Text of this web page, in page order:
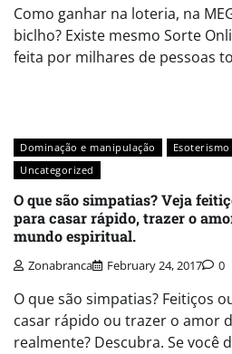
Como ganhar na loteria, na
biclho? Existe mesmo Sorte
feita por milhares de pessoas
Dominação e manipulação Esoterismo
Uncategorized
O que são simpatias? Veja
para casar rápido, trazer o
mundo espiritual.
Zonabranca February 24, 2017 0
O que são simpatias? Feitiços
casar rápido ou trazer o amor
realmente? Descubra. Se você